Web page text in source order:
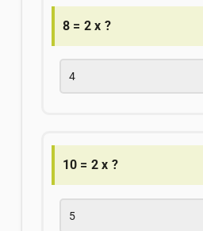
8 = 2 x ?
4
10 = 2 x ?
5